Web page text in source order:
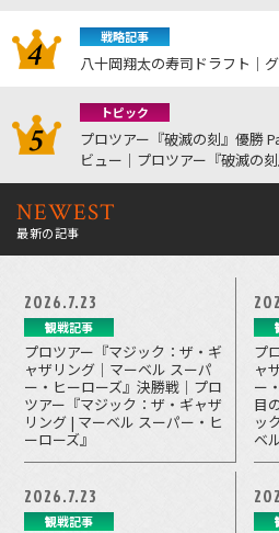
戦略記事
八十岡翔太の寿司ドラフト｜
トピック
プロツアー『破滅の刻』優勝
ビュー｜プロツアー『破滅の刻
NEWEST
最新の記事
2026.7.23
観戦記事
プロツアー『マジック：ザ・ギ
ャザリング｜マーベル スーパ
ー・ヒーローズ』決勝戦｜プロ
ツアー『マジック：ザ・ギャザ
リング | マーベル スーパー・ヒ
ーローズ』
プ
ャ
ー
目
ッ
ベ
2026.7.23
観戦記事